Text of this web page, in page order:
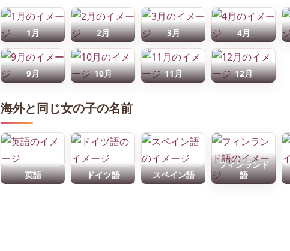
1月 2月 3月 4月
9月 10月 11月 12月
海外と同じ女の子の名前
英語 ドイツ語 スペイン語
フィンランド
語